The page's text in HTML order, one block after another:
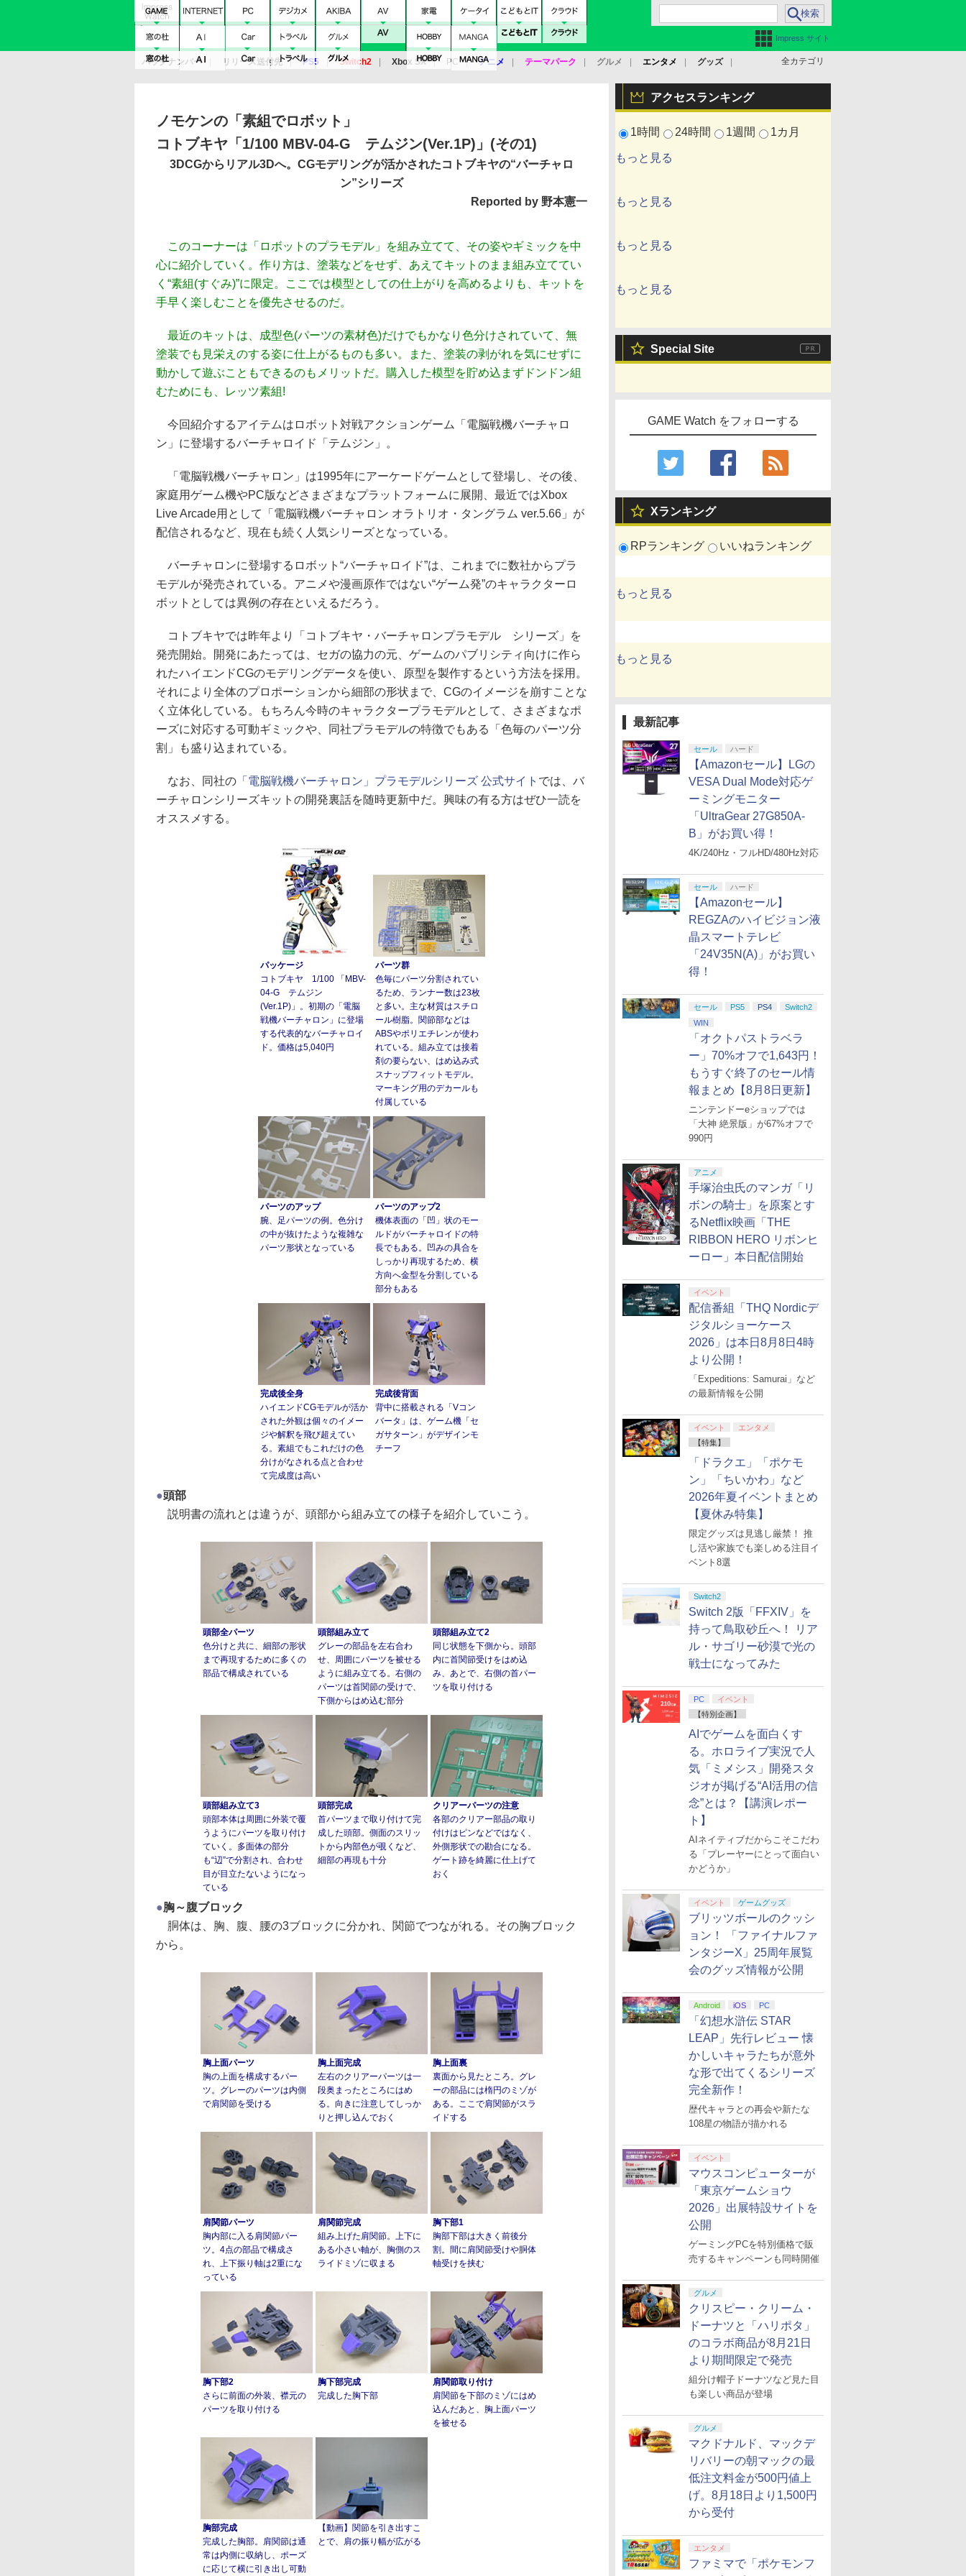
Impress サイト
全カテゴリ
バックナンバー リリース送付先 PS5 Switch2 Xbox SX PC アニメ テーマパーク グルメ エンタメ
グッズ
アクセスランキング
1時間 24時間 1週間 1カ月
もっと見る
もっと見る
もっと見る
もっと見る
Special Site
GAME Watch をフォローする
Xランキング
RPランキング いいねランキング
もっと見る
もっと見る
最新記事
セール ハード
【Amazonセール】LGの
VESA Dual Mode対応ゲ
ーミングモニター
「UltraGear 27G850A-
B」がお買い得！
4K/240Hz・フルHD/480Hz対応
セール ハード
【Amazonセール】
REGZAのハイビジョン液
晶スマートテレビ
「24V35N(A)」がお買い
得！
セール PS5 PS4
Switch2
WIN
「オクトパストラベラ
ー」70%オフで1,643円！
もうすぐ終了のセール情
報まとめ【8月8日更新】
ニンテンドーeショップでは
「大神 絶景版」が67%オフで
990円
アニメ
手塚治虫氏のマンガ「リ
ボンの騎士」を原案とす
るNetflix映画「THE
RIBBON HERO リボンヒ
ーロー」本日配信開始
イベント
配信番組「THQ Nordicデ
ジタルショーケース
2026」は本日8月8日4時
より公開！
「Expeditions: Samurai」など
の最新情報を公開
イベント
エンタメ
【特集】
「ドラクエ」「ポケモ
ン」「ちいかわ」など
2026年夏イベントまとめ
【夏休み特集】
限定グッズは見逃し厳禁！ 推
し活や家族でも楽しめる注目イ
ベント8選
Switch2
Switch 2版「FFXIV」を
持って鳥取砂丘へ！ リア
ル・サゴリー砂漠で光の
戦士になってみた
PC
イベント
【特別企画】
AIでゲームを面白くす
る。ホロライブ実況で人
気「ミメシス」開発スタ
ジオが掲げる“AI活用の信
念”とは？【講演レポー
ト】
AIネイティブだからこそこだわ
る「プレーヤーにとって面白い
かどうか」
イベント ゲームグッズ
ブリッツボールのクッシ
ョン！ 「ファイナルファ
ンタジーX」25周年展覧
会のグッズ情報が公開
Android iOS PC
「幻想水滸伝 STAR
LEAP」先行レビュー 懐
かしいキャラたちが意外
な形で出てくるシリーズ
完全新作！
歴代キャラとの再会や新たな
108星の物語が描かれる
イベント
マウスコンピューターが
「東京ゲームショウ
2026」出展特設サイトを
公開
ゲーミングPCを特別価格で販
売するキャンペーンも同時開催
グルメ
クリスピー・クリーム・
ドーナツと「ハリポタ」
のコラボ商品が8月21日
より期間限定で発売
組分け帽子ドーナツなど見た目
も楽しい商品が登場
グルメ
マクドナルド、マックデ
リバリーの朝マックの最
低注文料金が500円値上
げ。8月18日より1,500円
から受付
エンタメ
ファミマで「ポケモンフ
ノモケンの「素組でロボット」
コトブキヤ「1/100 MBV-04-G テムジン(Ver.1P)」(その1)
3DCGからリアル3Dへ。CGモデリングが活かされたコトブキヤの“バーチャロ
ン”シリーズ
Reported by 野本憲一
このコーナーは「ロボットのプラモデル」を組み立てて、その姿やギミックを中
心に紹介していく。作り方は、塗装などをせず、あえてキットのまま組み立ててい
く“素組(すぐみ)”に限定。ここでは模型としての仕上がりを高めるよりも、キットを
手早く楽しむことを優先させるのだ。
最近のキットは、成型色(パーツの素材色)だけでもかなり色分けされていて、無
塗装でも見栄えのする姿に仕上がるものも多い。また、塗装の剥がれを気にせずに
動かして遊ぶこともできるのもメリットだ。購入した模型を貯め込まずドンドン組
むためにも、レッツ素組!
今回紹介するアイテムはロボット対戦アクションゲーム「電脳戦機バーチャロ
ン」に登場するバーチャロイド「テムジン」。
「電脳戦機バーチャロン」は1995年にアーケードゲームとして登場し、その後、
家庭用ゲーム機やPC版などさまざまなプラットフォームに展開、最近ではXbox
Live Arcade用として「電脳戦機バーチャロン オラトリオ・タングラム ver.5.66」が
配信されるなど、現在も続く人気シリーズとなっている。
バーチャロンに登場するロボット“バーチャロイド”は、これまでに数社からプラ
モデルが発売されている。アニメや漫画原作ではない“ゲーム発”のキャラクターロ
ボットとしては異例の存在といえるだろう。
コトブキヤでは昨年より「コトブキヤ・バーチャロンプラモデル シリーズ」を
発売開始。開発にあたっては、セガの協力の元、ゲームのパブリシティ向けに作ら
れたハイエンドCGのモデリングデータを使い、原型を製作するという方法を採用。
それにより全体のプロポーションから細部の形状まで、CGのイメージを崩すことな
く立体化している。もちろん今時のキャラクタープラモデルとして、さまざまなポ
ーズに対応する可動ギミックや、同社プラモデルの特徴でもある「色毎のパーツ分
割」も盛り込まれている。
なお、同社の 「電脳戦機バーチャロン」プラモデルシリーズ 公式サイト では、バ
ーチャロンシリーズキットの開発裏話を随時更新中だ。興味の有る方はぜひ一読を
オススメする。
パッケージ
コトブキヤ 1/100 「MBV-
04-G テムジン
(Ver.1P)」。初期の「電脳
戦機バーチャロン」に登場
する代表的なバーチャロイ
ド。価格は5,040円
パーツ群
色毎にパーツ分割されてい
るため、ランナー数は23枚
と多い。主な材質はスチロ
ール樹脂。関節部などは
ABSやポリエチレンが使わ
れている。組み立ては接着
剤の要らない、はめ込み式
スナップフィットモデル。
マーキング用のデカールも
付属している
パーツのアップ
腕、足パーツの例。色分け
の中が抜けたような複雑な
パーツ形状となっている
パーツのアップ2
機体表面の「凹」状のモー
ルドがバーチャロイドの特
長でもある。凹みの具合を
しっかり再現するため、横
方向へ金型を分割している
部分もある
完成後全身
ハイエンドCGモデルが活か
された外観は個々のイメー
ジや解釈を飛び超えてい
る。素組でもこれだけの色
分けがなされる点と合わせ
て完成度は高い
完成後背面
背中に搭載される「Vコン
バータ」は、ゲーム機「セ
ガサターン」がデザインモ
チーフ
●頭部
説明書の流れとは違うが、頭部から組み立ての様子を紹介していこう。
頭部全パーツ
色分けと共に、細部の形状
まで再現するために多くの
部品で構成されている
頭部組み立て
グレーの部品を左右合わ
せ、周囲にパーツを被せる
ように組み立てる。右側の
パーツは首関節の受けで、
下側からはめ込む部分
頭部組み立て2
同じ状態を下側から。頭部
内に首関節受けをはめ込
み、あとで、右側の首パー
ツを取り付ける
頭部組み立て3
頭部本体は周囲に外装で覆
うようにパーツを取り付け
ていく。多面体の部分
も“辺”で分割され、合わせ
目が目立たないようになっ
ている
頭部完成
首パーツまで取り付けて完
成した頭部。側面のスリッ
トから内部色が覗くなど、
細部の再現も十分
クリアーパーツの注意
各部のクリアー部品の取り
付けはピンなどではなく、
外側形状での勘合になる。
ゲート跡を綺麗に仕上げて
おく
●胸～腹ブロック
胴体は、胸、腹、腰の3ブロックに分かれ、関節でつながれる。その胸ブロック
から。
胸上面パーツ
胸の上面を構成するパー
ツ。グレーのパーツは内側
で肩関節を受ける
胸上面完成
左右のクリアーパーツは一
段奥まったところにはめ
る。向きに注意してしっか
りと押し込んでおく
胸上面裏
裏面から見たところ。グレ
ーの部品には楕円のミゾが
ある。ここで肩関節がスラ
イドする
肩関節パーツ
胸内部に入る肩関節パー
ツ。4点の部品で構成さ
れ、上下振り軸は2重にな
っている
肩関節完成
組み上げた肩関節。上下に
ある小さい軸が、胸側のス
ライドミゾに収まる
胸下部1
胸部下部は大きく前後分
割。間に肩関節受けや胴体
軸受けを挟む
胸下部2
さらに前面の外装、襟元の
パーツを取り付ける
胸下部完成
完成した胸下部
肩関節取り付け
肩関節を下部のミゾにはめ
込んだあと、胸上面パーツ
を被せる
胸部完成
完成した胸部。肩関節は通
常は内側に収納し、ポーズ
に応じて横に引き出し可動
【動画】関節を引き出すこ
とで、肩の振り幅が広がる